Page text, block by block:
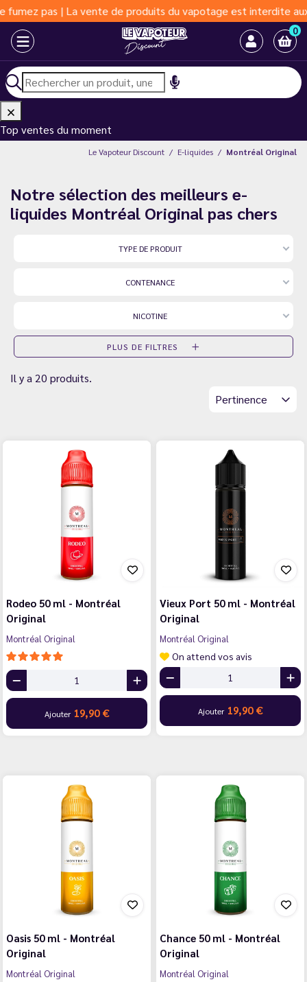
de produits du vapotage est interdite aux moins de 18 ans |
0
Top ventes du moment
Le Vapoteur Discount E-liquides Montréal Original
Notre sélection des meilleurs e-
liquides Montréal Original pas chers
TYPE DE PRODUIT
CONTENANCE
NICOTINE
PLUS DE FILTRES
Il y a 20 produits.
Pertinence
Rodeo 50 ml - Montréal
Original
Montréal Original
Ajouter 19,90 €
Vieux Port 50 ml - Montréal
Original
Montréal Original
On attend vos avis
Ajouter 19,90 €
Oasis 50 ml - Montréal
Original
Montréal Original
Chance 50 ml - Montréal
Original
Montréal Original